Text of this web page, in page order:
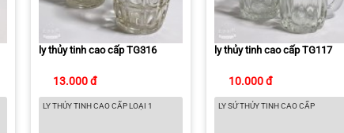
ly thủy tinh cao cấp TG316
13.000 đ
LY THỦY TINH CAO CẤP LOẠI 1
ly thủy tinh cao cấp TG117
10.000 đ
LY SỨ THỦY TINH CAO CẤP